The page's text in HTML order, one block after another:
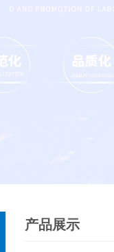
产品展示